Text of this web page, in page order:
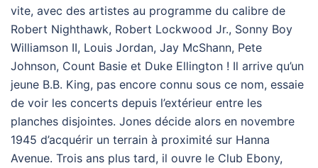
vite, avec des artistes au programme du calibre de
Robert Nighthawk, Robert Lockwood Jr., Sonny Boy
Williamson II, Louis Jordan, Jay McShann, Pete
Johnson, Count Basie et Duke Ellington ! Il arrive qu’un
jeune B.B. King, pas encore connu sous ce nom, essaie
de voir les concerts depuis l’extérieur entre les
planches disjointes. Jones décide alors en novembre
1945 d’acquérir un terrain à proximité sur Hanna
Avenue. Trois ans plus tard, il ouvre le Club Ebony,